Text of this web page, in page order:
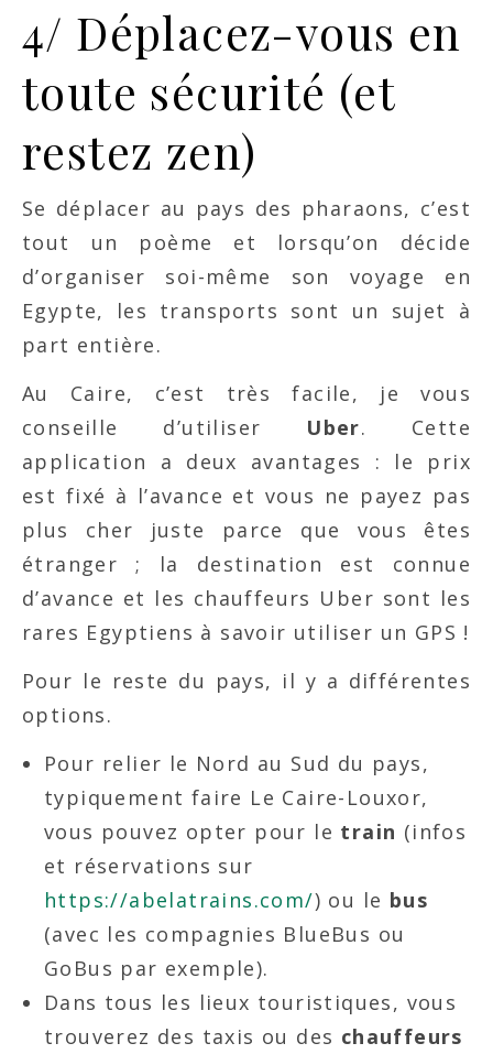
4/ Déplacez-vous en
toute sécurité (et
restez zen)
Se déplacer au pays des pharaons, c’est
tout un poème et lorsqu’on décide
d’organiser soi-même son voyage en
Egypte, les transports sont un sujet à
part entière.
Au Caire, c’est très facile, je vous
conseille d’utiliser Uber. Cette
application a deux avantages : le prix
est fixé à l’avance et vous ne payez pas
plus cher juste parce que vous êtes
étranger ; la destination est connue
d’avance et les chauffeurs Uber sont les
rares Egyptiens à savoir utiliser un GPS !
Pour le reste du pays, il y a différentes
options.
Pour relier le Nord au Sud du pays,
typiquement faire Le Caire-Louxor,
vous pouvez opter pour le train (infos
et réservations sur
https://abelatrains.com/) ou le bus
(avec les compagnies BlueBus ou
GoBus par exemple).
Dans tous les lieux touristiques, vous
trouverez des taxis ou des chauffeurs